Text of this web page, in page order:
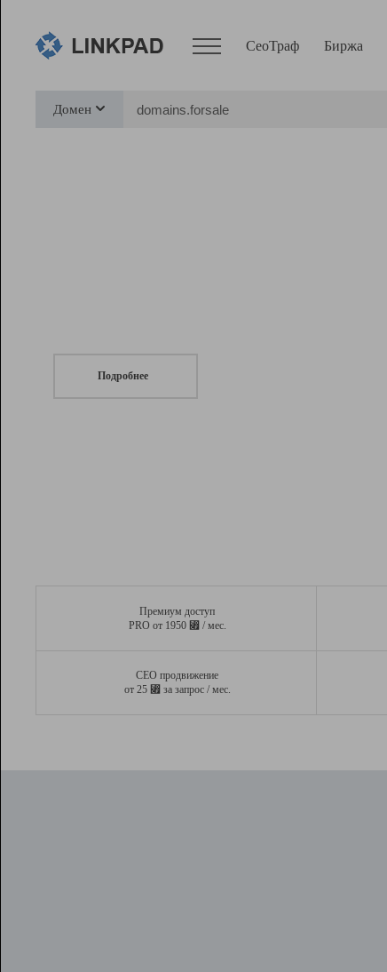
СеоТраф Биржа
Домен
Подробнее
Премиум доступ
PRO от 1950 ⃏ / мес.
СЕО продвижение
от 25 ⃏ за запрос / мес.